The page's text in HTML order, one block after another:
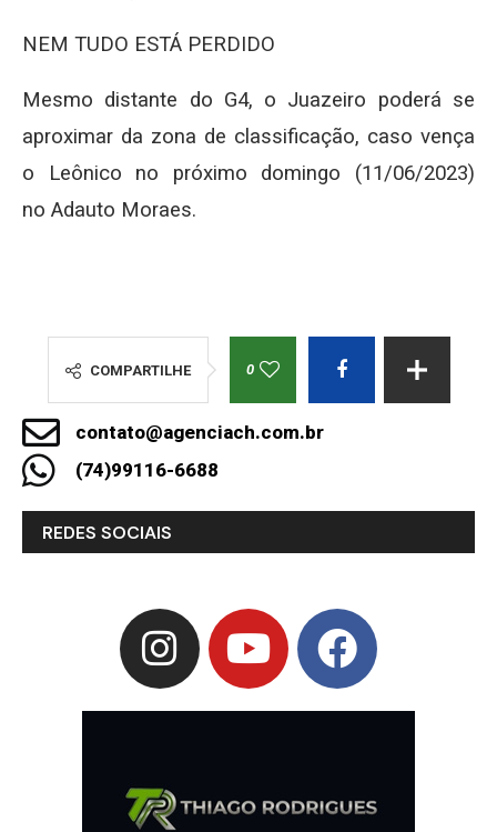
NEM TUDO ESTÁ PERDIDO
Mesmo distante do G4, o Juazeiro poderá se
aproximar da zona de classificação, caso vença
o Leônico no próximo domingo (11/06/2023)
no Adauto Moraes.
COMPARTILHE 0
contato@agenciach.com.br
(74)99116-6688
REDES SOCIAIS